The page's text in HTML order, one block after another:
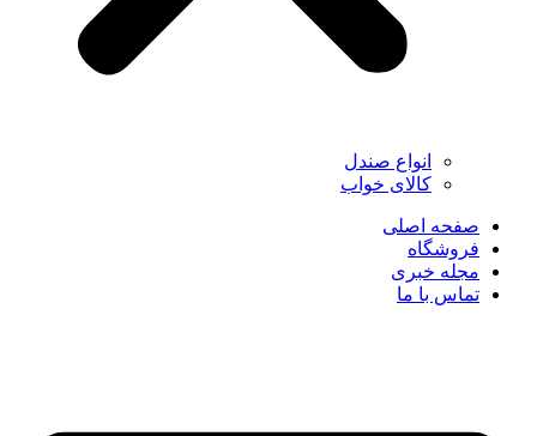
انواع صندل
کالای خواب
صفحه اصلی
فروشگاه
مجله خبری
تماس با ما